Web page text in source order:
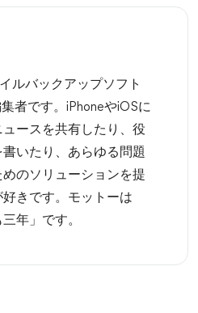
ルバックアップソフト
集者です。iPhoneやiOSに
ースを共有したり、役
いたり、あらゆる問題
めのソリューションを提
きです。モットーは
年」です。